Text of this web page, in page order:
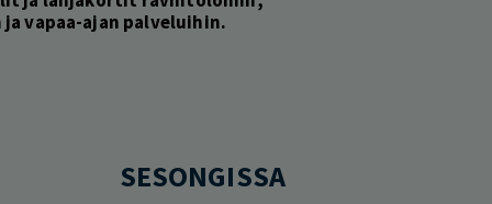
vapaa-ajan palveluihin.
SESONGISSA